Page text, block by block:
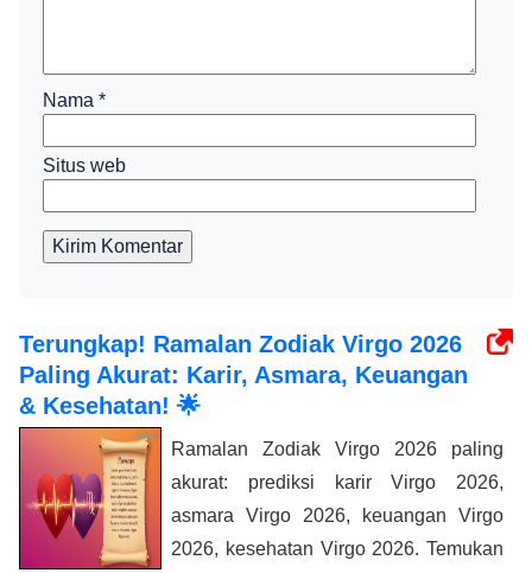
Nama *
Situs web
Kirim Komentar
Terungkap! Ramalan Zodiak Virgo 2026
Paling Akurat: Karir, Asmara, Keuangan
& Kesehatan! 🌟
Ramalan Zodiak Virgo 2026 paling
akurat: prediksi karir Virgo 2026,
asmara Virgo 2026, keuangan Virgo
2026, kesehatan Virgo 2026. Temukan